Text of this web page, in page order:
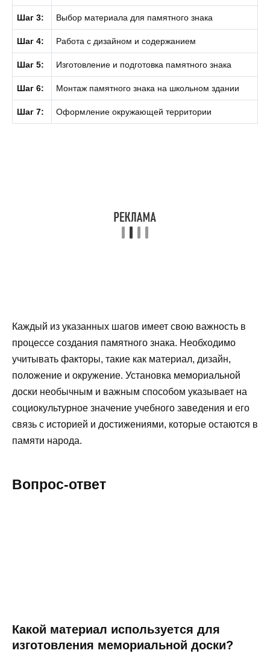
Шаг 3: Выбор материала для памятного знака
Шаг 4: Работа с дизайном и содержанием
Шаг 5: Изготовление и подготовка памятного знака
Шаг 6: Монтаж памятного знака на школьном здании
Шаг 7: Оформление окружающей территории
Каждый из указанных шагов имеет свою важность в
процессе создания памятного знака. Необходимо
учитывать факторы, такие как материал, дизайн,
положение и окружение. Установка мемориальной
доски необычным и важным способом указывает на
социокультурное значение учебного заведения и его
связь с историей и достижениями, которые остаются в
памяти народа.
Вопрос-ответ
Какой материал используется для
изготовления мемориальной доски?